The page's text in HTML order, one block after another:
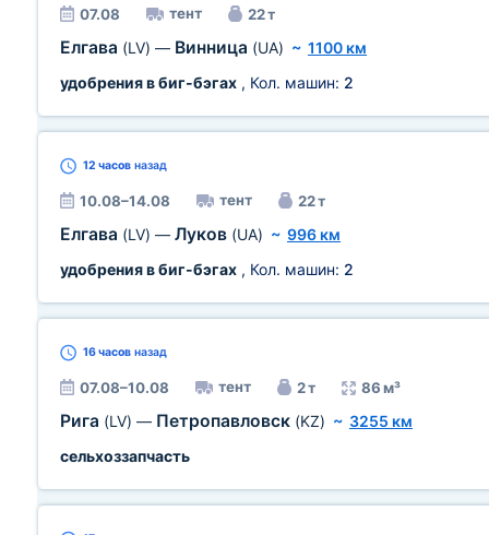
07.08 тент 22 т
Елгава (LV) — Винница (UA) ~ 1100 км
удобрения в биг-бэгах , Кол. машин: 2
12 часов назад
10.08–14.08 тент 22 т
Елгава (LV) — Луков (UA) ~ 996 км
удобрения в биг-бэгах , Кол. машин: 2
16 часов назад
07.08–10.08 тент 2 т 86 м³
Рига (LV) — Петропавловск (KZ) ~ 3255 км
сельхоззапчасть